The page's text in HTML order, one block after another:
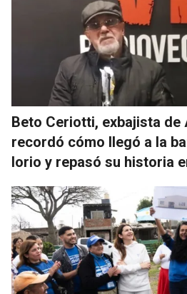
Beto Ceriotti, exbajista de
recordó cómo llegó a la
Iorio y repasó su historia